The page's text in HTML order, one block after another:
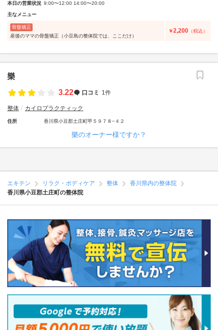
本日の営業状況 9:00〜12:00 14:00〜20:00
主なメニュー
骨盤矯正
産後のママの骨盤矯正（小豆島の整体院では、ここだけ）
￥2,200 （税込）
樂
3.22
口コミ 1件
整体 カイロプラクティック
住所 香川県小豆郡土庄町甲５９７８−４２
樂のオーナー様ですか？
エキテン リラク・ボディケア 整体
香川県内の整体院
香川県小豆郡土庄町の整体院